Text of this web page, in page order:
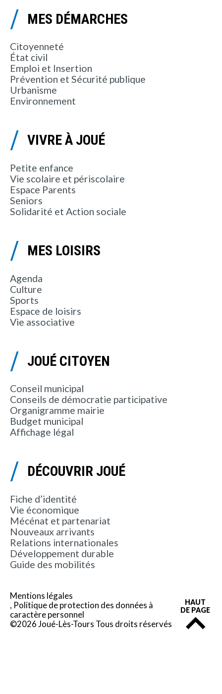
MES DÉMARCHES
Citoyenneté
État civil
Emploi et Insertion
Prévention et Sécurité publique
Urbanisme
Environnement
VIVRE À JOUÉ
Petite enfance
Vie scolaire et périscolaire
Espace Parents
Seniors
Solidarité et Action sociale
MES LOISIRS
Agenda
Culture
Sports
Espace de loisirs
Vie associative
JOUÉ CITOYEN
Conseil municipal
Conseils de démocratie participative
Organigramme mairie
Budget municipal
Affichage légal
DÉCOUVRIR JOUÉ
Fiche d’identité
Vie économique
Mécénat et partenariat
Nouveaux arrivants
Relations internationales
Développement durable
Guide des mobilités
Mentions légales
Politique de protection des données à
caractère personnel
©2026 Joué-Lès-Tours Tous droits réservés
HAUT
DE PAGE